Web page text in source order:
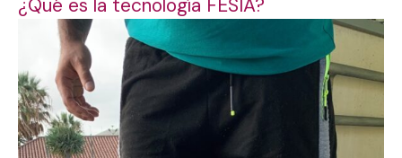
¿Qué es la tecnología FESIA?